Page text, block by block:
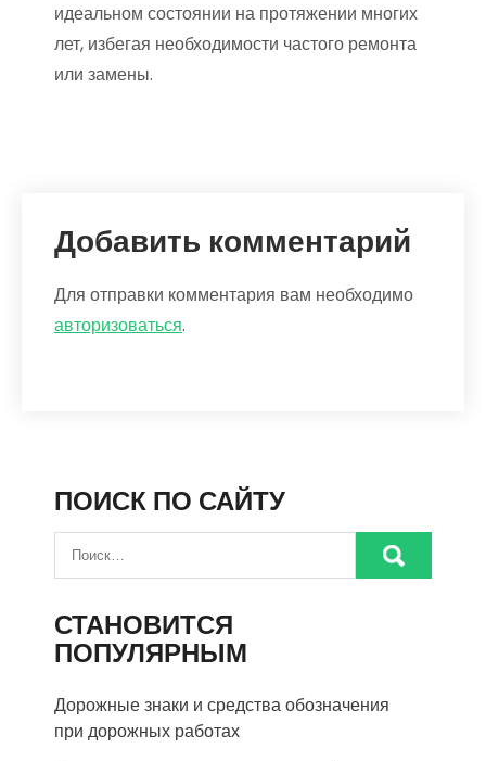
идеальном состоянии на протяжении многих
лет, избегая необходимости частого ремонта
или замены.
Добавить комментарий
Для отправки комментария вам необходимо
авторизоваться.
ПОИСК ПО САЙТУ
СТАНОВИТСЯ
ПОПУЛЯРНЫМ
Дорожные знаки и средства обозначения
при дорожных работах